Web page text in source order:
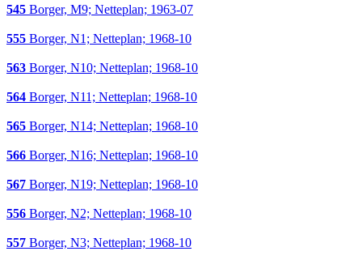
545 Borger, M9; Netteplan; 1963-07
555 Borger, N1; Netteplan; 1968-10
563 Borger, N10; Netteplan; 1968-10
564 Borger, N11; Netteplan; 1968-10
565 Borger, N14; Netteplan; 1968-10
566 Borger, N16; Netteplan; 1968-10
567 Borger, N19; Netteplan; 1968-10
556 Borger, N2; Netteplan; 1968-10
557 Borger, N3; Netteplan; 1968-10